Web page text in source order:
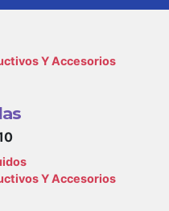
Y Accesorios
Y Accesorios